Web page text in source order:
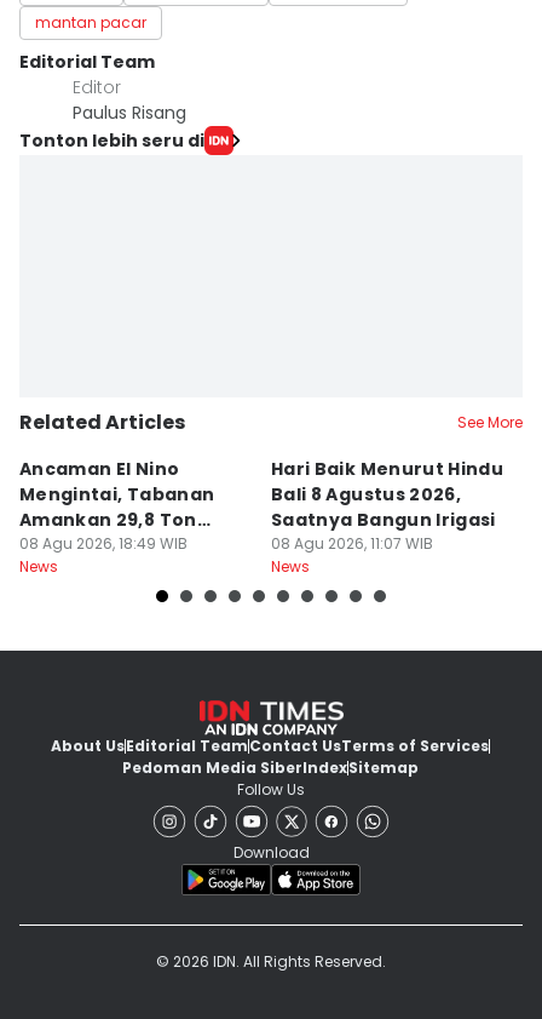
mantan pacar
Editorial Team
Editor
Paulus Risang
Tonton lebih seru di
Related Articles See More
Ancaman El Nino
Mengintai, Tabanan
Amankan 29,8 Ton
Beras
08 Agu 2026, 18:49 WIB
News
Hari Baik Menurut Hindu
Bali 8 Agustus 2026,
Saatnya Bangun Irigasi
08 Agu 2026, 11:07 WIB
News
About UsEditorial TeamContact UsTerms of Services
Pedoman Media SiberIndexSitemap
Follow Us
Download
© 2026 IDN. All Rights Reserved.